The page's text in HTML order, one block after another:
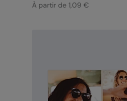
À partir de 1,09 €